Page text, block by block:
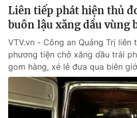
Liên tiếp phát hiện thủ
buôn lậu xăng dầu vùng
VTV.vn - Công an Quảng Trị liên
phương tiện chở xăng dầu trái
gom hàng, xé lẻ đưa qua biên